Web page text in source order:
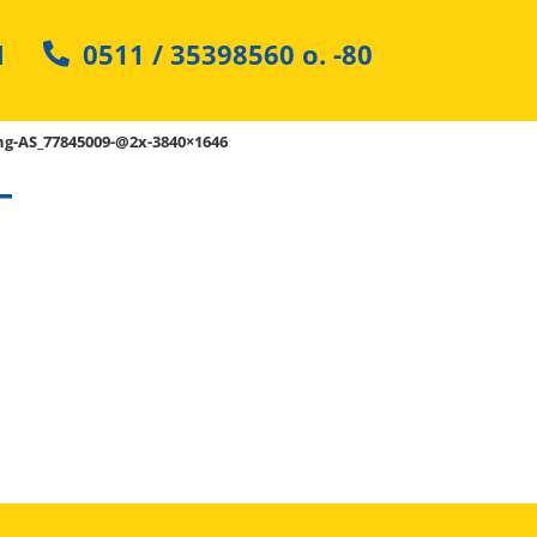
0511 / 35398560 o. -80
@2x-3840×1646